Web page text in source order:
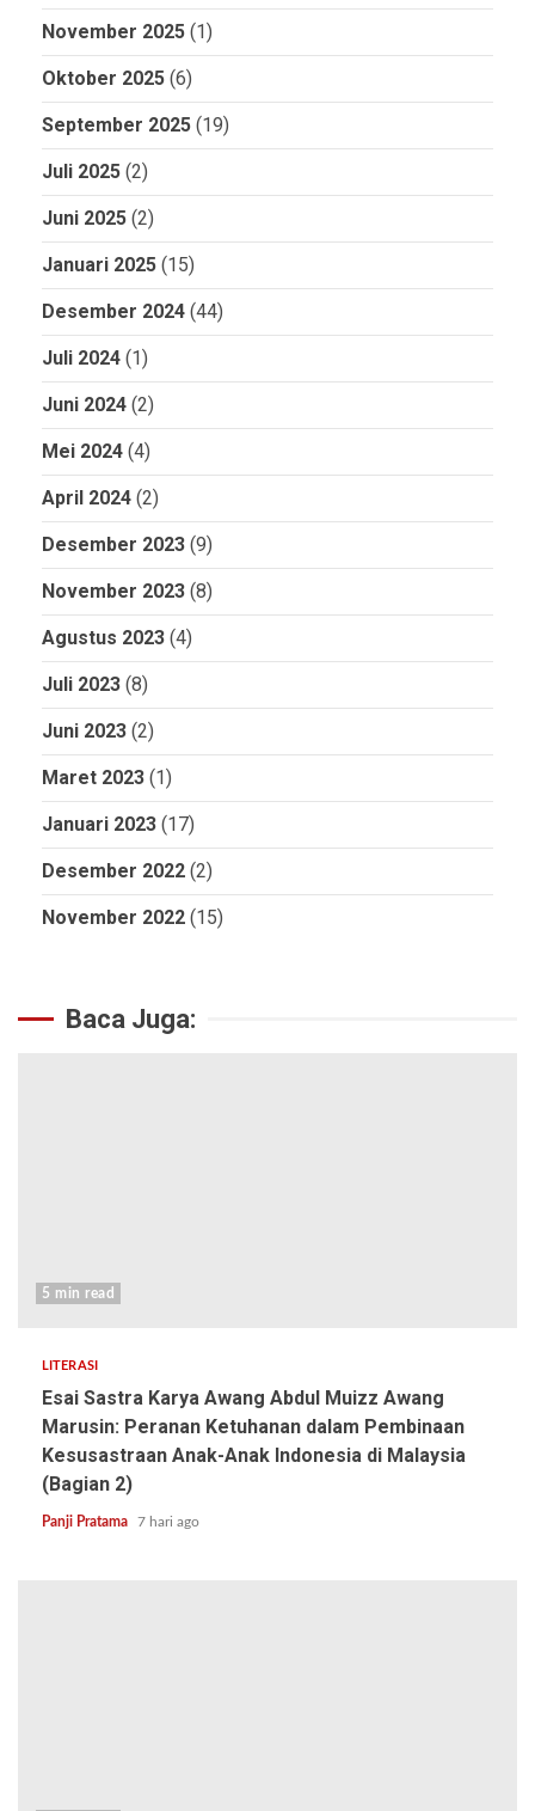
November 2025 (1)
Oktober 2025 (6)
September 2025 (19)
Juli 2025 (2)
Juni 2025 (2)
Januari 2025 (15)
Desember 2024 (44)
Juli 2024 (1)
Juni 2024 (2)
Mei 2024 (4)
April 2024 (2)
Desember 2023 (9)
November 2023 (8)
Agustus 2023 (4)
Juli 2023 (8)
Juni 2023 (2)
Maret 2023 (1)
Januari 2023 (17)
Desember 2022 (2)
November 2022 (15)
Baca Juga:
5 min read
LITERASI
Esai Sastra Karya Awang Abdul Muizz Awang
Marusin: Peranan Ketuhanan dalam Pembinaan
Kesusastraan Anak-Anak Indonesia di Malaysia
(Bagian 2)
Panji Pratama 7 hari ago